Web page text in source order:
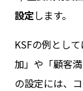
設定します。
KSFの例とし
加」や「顧客
の設定には、